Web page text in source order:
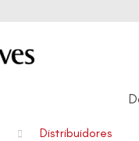
Distribuidores